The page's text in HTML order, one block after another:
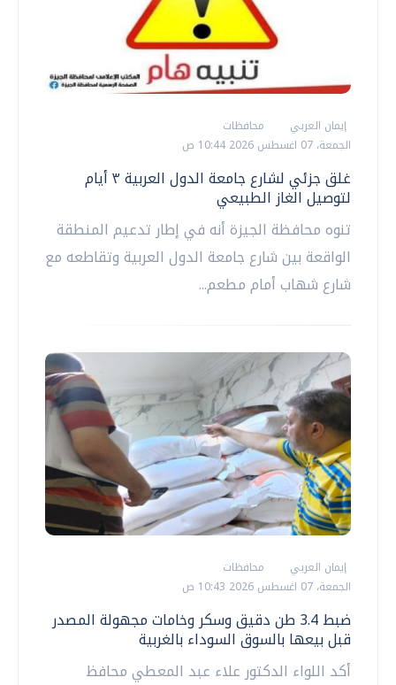
إيمان العربي
محافظات
الجمعة، 07 اغسطس 2026 10:44 ص
غلق جزئي لشارع جامعة الدول العربية ٣ أيام
لتوصيل الغاز الطبيعي
تنوه محافظة الجيزة أنه في إطار تدعيم المنطقة
الواقعة بين شارع جامعة الدول العربية وتقاطعه مع
شارع شهاب أمام مطعم...
إيمان العربي
محافظات
الجمعة، 07 اغسطس 2026 10:43 ص
ضبط 3.4 طن دقيق وسكر وخامات مجهولة المصدر
قبل بيعها بالسوق السوداء بالغربية
أكد اللواء الدكتور علاء عبد المعطي محافظ